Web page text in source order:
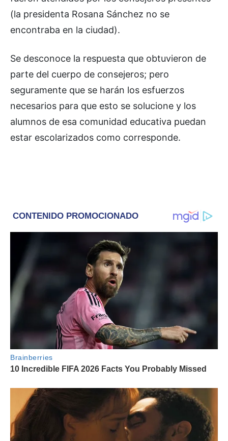
(la presidenta Rosana Sánchez no se
encontraba en la ciudad).
Se desconoce la respuesta que obtuvieron de
parte del cuerpo de consejeros; pero
seguramente que se harán los esfuerzos
necesarios para que esto se solucione y los
alumnos de esa comunidad educativa puedan
estar escolarizados como corresponde.